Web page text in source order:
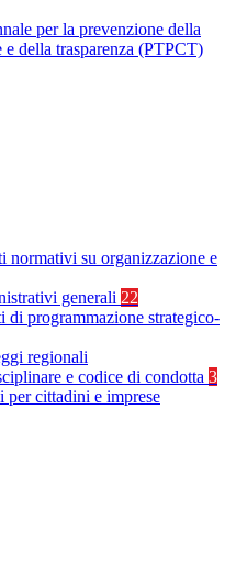
per la prevenzione della
e della trasparenza (PTPCT)
normativi su organizzazione e
generali 22
di programmazione strategico-
regionali
e codice di condotta 3
cittadini e imprese